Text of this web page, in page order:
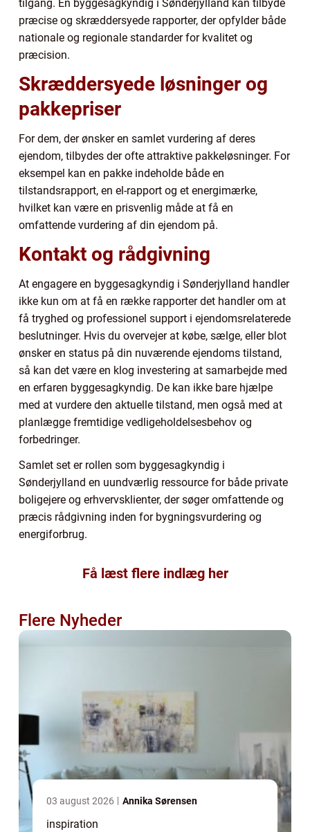
tilgang. En byggesagkyndig i Sønderjylland kan tilbyde
præcise og skræddersyede rapporter, der opfylder både
nationale og regionale standarder for kvalitet og
præcision.
Skræddersyede løsninger og
pakkepriser
For dem, der ønsker en samlet vurdering af deres
ejendom, tilbydes der ofte attraktive pakkeløsninger. For
eksempel kan en pakke indeholde både en
tilstandsrapport, en el-rapport og et energimærke,
hvilket kan være en prisvenlig måde at få en
omfattende vurdering af din ejendom på.
Kontakt og rådgivning
At engagere en byggesagkyndig i Sønderjylland handler
ikke kun om at få en række rapporter det handler om at
få tryghed og professionel support i ejendomsrelaterede
beslutninger. Hvis du overvejer at købe, sælge, eller blot
ønsker en status på din nuværende ejendoms tilstand,
så kan det være en klog investering at samarbejde med
en erfaren byggesagkyndig. De kan ikke bare hjælpe
med at vurdere den aktuelle tilstand, men også med at
planlægge fremtidige vedligeholdelsesbehov og
forbedringer.
Samlet set er rollen som byggesagkyndig i
Sønderjylland en uundværlig ressource for både private
boligejere og erhvervsklienter, der søger omfattende og
præcis rådgivning inden for bygningsvurdering og
energiforbrug.
Få læst flere indlæg her
Flere Nyheder
03 august 2026 Annika Sørensen
inspiration